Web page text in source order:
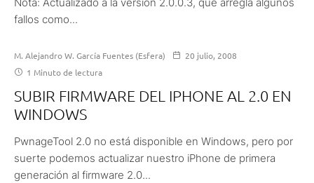
fallos como...
M. Alejandro W. García Fuentes (Esfera)
20 julio, 2008
1 Minuto de lectura
SUBIR FIRMWARE DEL IPHONE AL 2.0 EN
WINDOWS
PwnageTool 2.0 no está disponible en Windows, pero por
suerte podemos actualizar nuestro iPhone de primera
generación al firmware 2.0...